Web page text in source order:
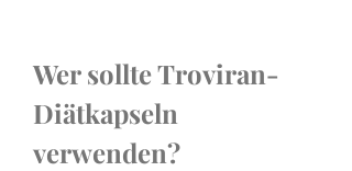
Wer sollte Troviran-
Diätkapseln
verwenden?